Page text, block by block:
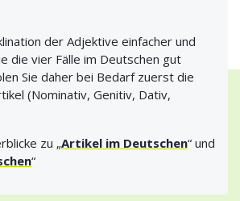
der Adjektive einfacher und
die vier Fälle im Deutschen gut
Sie daher bei Bedarf zuerst die
(Nominativ, Genitiv, Dativ,
zu „Artikel im Deutschen“ und
“